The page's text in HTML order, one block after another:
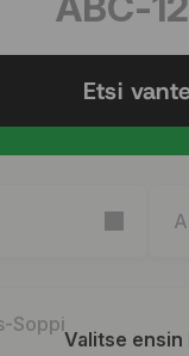
Etsi
Valitse ensin
Soppi